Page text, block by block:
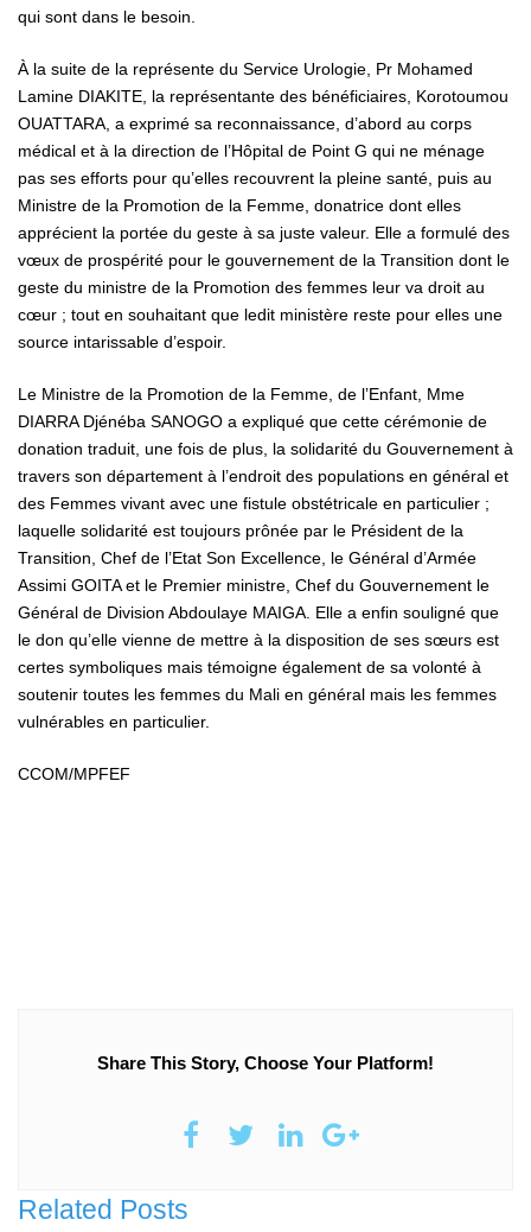
qui sont dans le besoin.
À la suite de la représente du Service Urologie, Pr Mohamed
Lamine DIAKITE, la représentante des bénéficiaires, Korotoumou
OUATTARA, a exprimé sa reconnaissance, d’abord au corps
médical et à la direction de l’Hôpital de Point G qui ne ménage
pas ses efforts pour qu’elles recouvrent la pleine santé, puis au
Ministre de la Promotion de la Femme, donatrice dont elles
apprécient la portée du geste à sa juste valeur. Elle a formulé des
vœux de prospérité pour le gouvernement de la Transition dont le
geste du ministre de la Promotion des femmes leur va droit au
cœur ; tout en souhaitant que ledit ministère reste pour elles une
source intarissable d’espoir.
Le Ministre de la Promotion de la Femme, de l’Enfant, Mme
DIARRA Djénéba SANOGO a expliqué que cette cérémonie de
donation traduit, une fois de plus, la solidarité du Gouvernement à
travers son département à l’endroit des populations en général et
des Femmes vivant avec une fistule obstétricale en particulier ;
laquelle solidarité est toujours prônée par le Président de la
Transition, Chef de l’Etat Son Excellence, le Général d’Armée
Assimi GOITA et le Premier ministre, Chef du Gouvernement le
Général de Division Abdoulaye MAIGA. Elle a enfin souligné que
le don qu’elle vienne de mettre à la disposition de ses sœurs est
certes symboliques mais témoigne également de sa volonté à
soutenir toutes les femmes du Mali en général mais les femmes
vulnérables en particulier.
CCOM/MPFEF
Share This Story, Choose Your Platform!
Related Posts